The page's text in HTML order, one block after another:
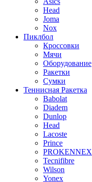
Head
Joma
Nox
Пиклбол
Кроссовки
Мячи
Оборудование
Ракетки
Сумки
Теннисная Ракетка
Babolat
Diadem
Dunlop
Head
Lacoste
Prince
PROKENNEX
Tecnifibre
Wilson
Yonex